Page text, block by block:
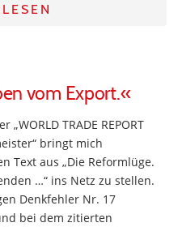
vom Export.«
„WORLD TRADE REPORT
bringt mich
Text aus „Die Reformlüge.
…“ ins Netz zu stellen.
Denkfehler Nr. 17
bei dem zitierten